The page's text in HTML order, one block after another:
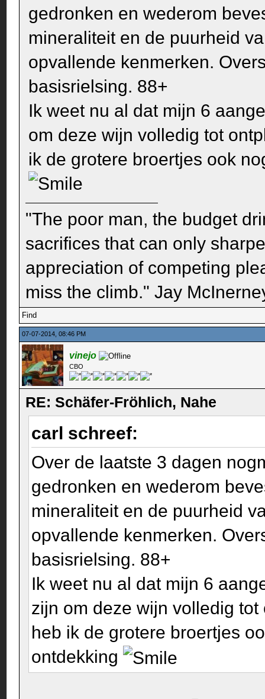
gedronken en wederom
mineraliteit en de puurheid
opvallende kenmerken.
basisrielsing. 88+
Ik weet nu al dat mijn 6
om deze wijn volledig tot
ik de grotere broertjes ook
"The poor man, the budget
sacrifices that can only
appreciation of competing
miss the climb." Jay
Find
07-07-2014, 08:46 PM
vinejo
CBO
RE: Schäfer-Fröhlich, Nahe
carl schreef:
Over de laatste 3 dagen
gedronken en wederom
mineraliteit en de puurheid
opvallende kenmerken.
basisrielsing. 88+
Ik weet nu al dat mijn 6
zijn om deze wijn volledig
heb ik de grotere broertjes
ontdekking